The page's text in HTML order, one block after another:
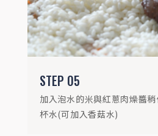
STEP 05
加入泡水的米與紅蔥肉燥醬
杯水(可加入香菇水)